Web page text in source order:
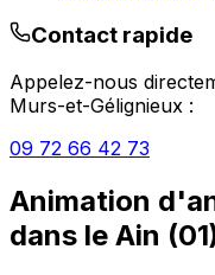
Contact rapide
Appelez-nous
Murs-et-Gélignieux :
09 72 66 42 73
Animation
dans le Ain (01